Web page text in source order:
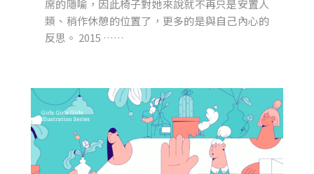
席的隱喻，因此椅子對她來說就不再只是安置人
類、稍作休憩的位置了，更多的是與自己內心的
反思。 2015 ……